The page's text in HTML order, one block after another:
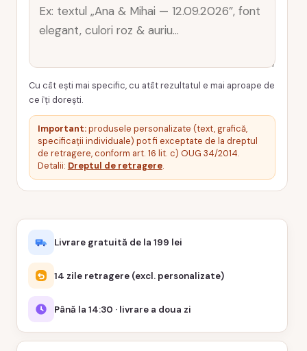
Cu cât ești mai specific, cu atât rezultatul e mai aproape de
ce îți dorești.
Important:produsele personalizate (text, grafică,
specificații individuale) pot fi exceptate de la dreptul
de retragere, conform art. 16 lit. c) OUG 34/2014.
Detalii: Dreptul de retragere.
Livrare gratuită de la 199 lei
14 zile retragere (excl. personalizate)
Până la 14:30 · livrare a doua zi